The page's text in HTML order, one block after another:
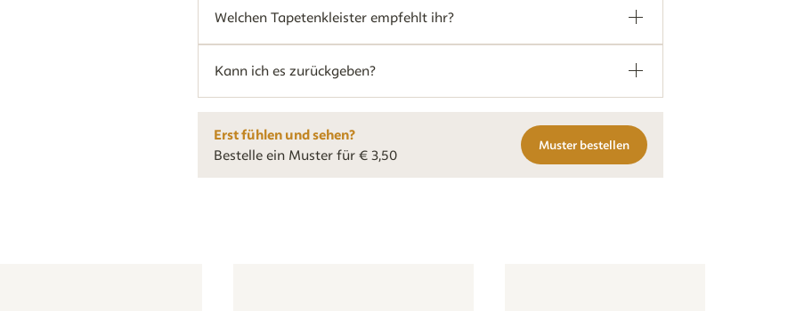
Welchen Tapetenkleister empfehlt ihr?
Kann ich es zurückgeben?
Erst fühlen und sehen?
Bestelle ein Muster für € 3,50
Muster bestellen